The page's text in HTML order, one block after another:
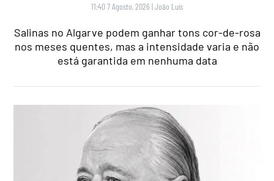
11:40 7 Agosto, 2026 |João Luís
Salinas no Algarve podem ganhar tons cor-de-rosa
nos meses quentes, mas a intensidade varia e não
está garantida em nenhuma data